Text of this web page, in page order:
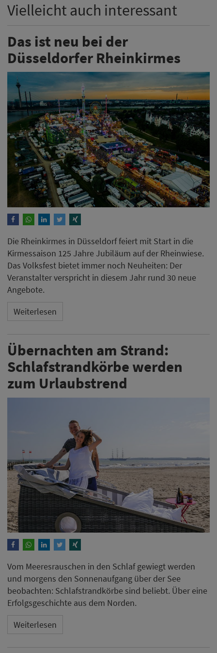
Vielleicht auch interessant
Das ist neu bei der
Düsseldorfer Rheinkirmes
Die Rheinkirmes in Düsseldorf feiert mit Start in die
Kirmessaison 125 Jahre Jubiläum auf der Rheinwiese.
Das Volksfest bietet immer noch Neuheiten: Der
Veranstalter verspricht in diesem Jahr rund 30 neue
Angebote.
Weiterlesen
Übernachten am Strand:
Schlafstrandkörbe werden
zum Urlaubstrend
Vom Meeresrauschen in den Schlaf gewiegt werden
und morgens den Sonnenaufgang über der See
beobachten: Schlafstrandkörbe sind beliebt. Über eine
Erfolgsgeschichte aus dem Norden.
Weiterlesen